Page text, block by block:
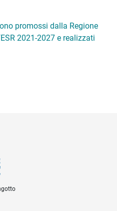
promossi dalla Regione
2021-2027 e realizzati